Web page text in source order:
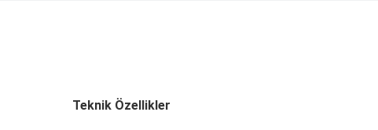
Teknik Özellikler